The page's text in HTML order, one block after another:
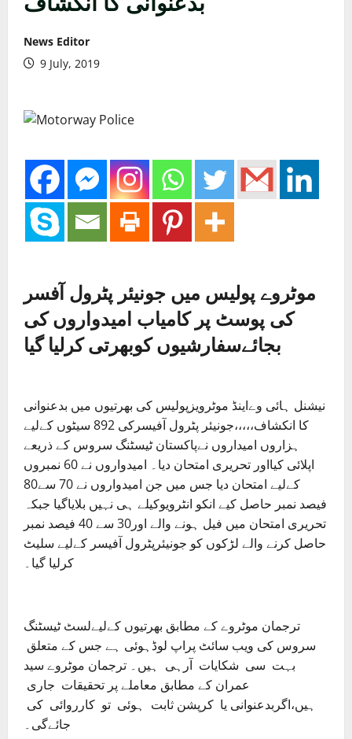
News Editor
9 July, 2019
موٹروے پولیس میں جونیئر پٹرول آفسر
کی پوسٹ پر کامیاب امیدواروں کی
بجائےسفارشیوں کوبھرتی کرلیا گیا
نیشنل ہائی وےاینڈ موٹرویزپولیس کی بھرتیوں میں بدعنوانی
کا انکشاف،،،،،جونیئر پٹرول آفیسرکی 892 سیٹوں کےلیے
ہزاروں امیداروں نےپاکستان ٹیسٹنگ سروس کے ذریعے
اپلائی کیااور تحریری امتحان دیا۔ امیدواروں نے 60 نمبروں
کےلیے امتحان دیا جس میں جن امیدواروں نے 70 سے80
فیصد نمبر حاصل کیے انکو انٹرویوکیلے ہی نہیں بلایاگیا جبکہ
تحریری امتحان میں فیل ہونے والے اور30 سے 40 فیصد نمبر
حاصل کرنے والے لڑکوں کو جونیئرپٹرول آفیسر کےلیے سلیٹ
کرلیا گیا۔
ترجمان موٹروے کے مطابق بھرتیوں کےلیےلسٹ ٹیسٹنگ
سروس کی ویب سائٹ پراپ لوڈہوئی ہے جس کے متعلق
بہت سی شکایات آرہی ہیں۔ ترجمان موٹروے سید
عمران کے مطابق معاملے پر تحقیقات جاری
ہیں،اگربدعنوانی یا کرپشن ثابت ہوئی تو کارروائی کی
جائےگی۔